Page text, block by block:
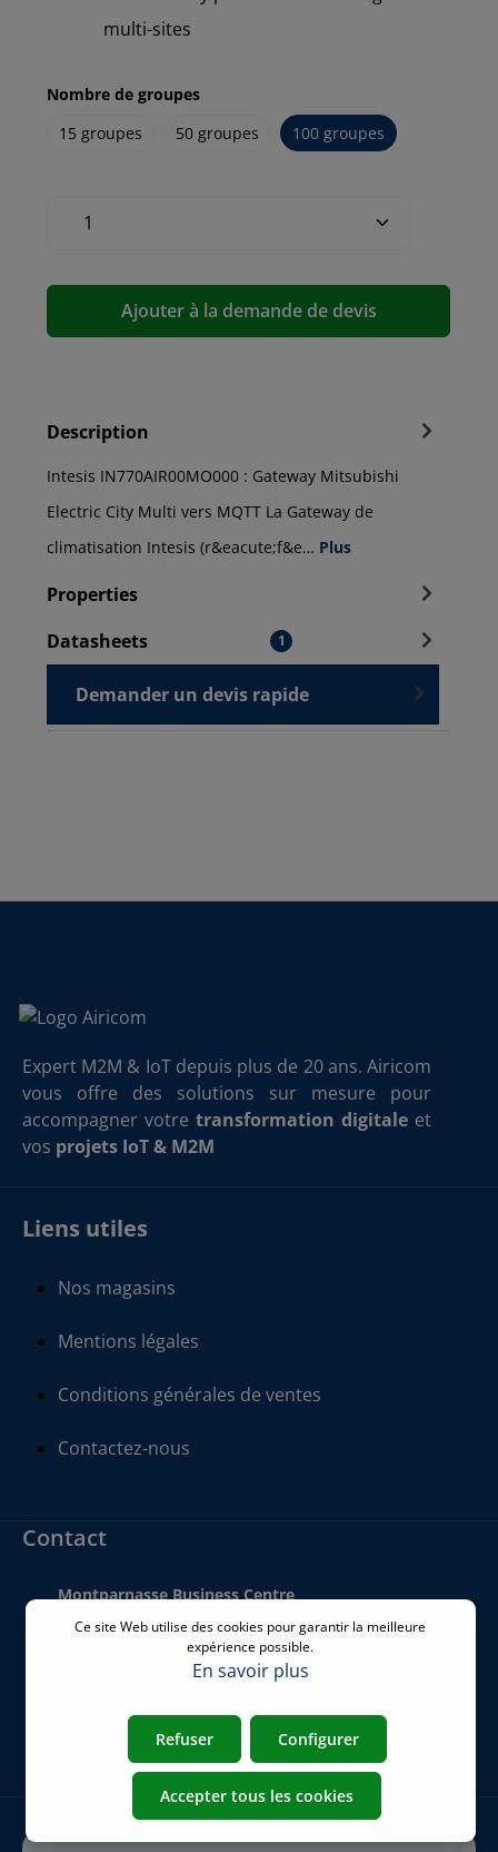
multi-sites
Nombre de groupes
15 groupes
50 groupes 100 groupes
Ajouter à la demande de devis
Description
Intesis IN770AIR00MO000 : Gateway Mitsubishi
Electric City Multi vers MQTT La Gateway de
climatisation Intesis (r&eacute;f&e… Plus
Properties
Datasheets
1
Demander un devis rapide
Expert M2M & IoT depuis plus de 20 ans. Airicom
vous offre des solutions sur mesure pour
accompagner votre transformation digitale et
vos projets IoT & M2M
Liens utiles
Nos magasins
Mentions légales
Conditions générales de ventes
Contactez-nous
Contact
Montparnasse Business Centre
140 bis Rue de Rennes
Téléphone:+33 01 77 62 46 24
commercial@airicom.fr
Ce site Web utilise des cookies pour garantir la meilleure
expérience possible.
En savoir plus
Refuser Configurer
Accepter tous les cookies